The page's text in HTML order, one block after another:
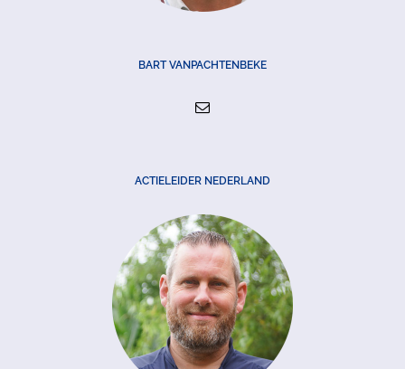
BART VANPACHTENBEKE
ACTIELEIDER NEDERLAND